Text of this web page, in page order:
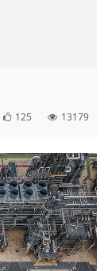
125 13179